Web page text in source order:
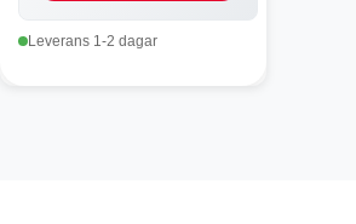
Leverans 1-2 dagar